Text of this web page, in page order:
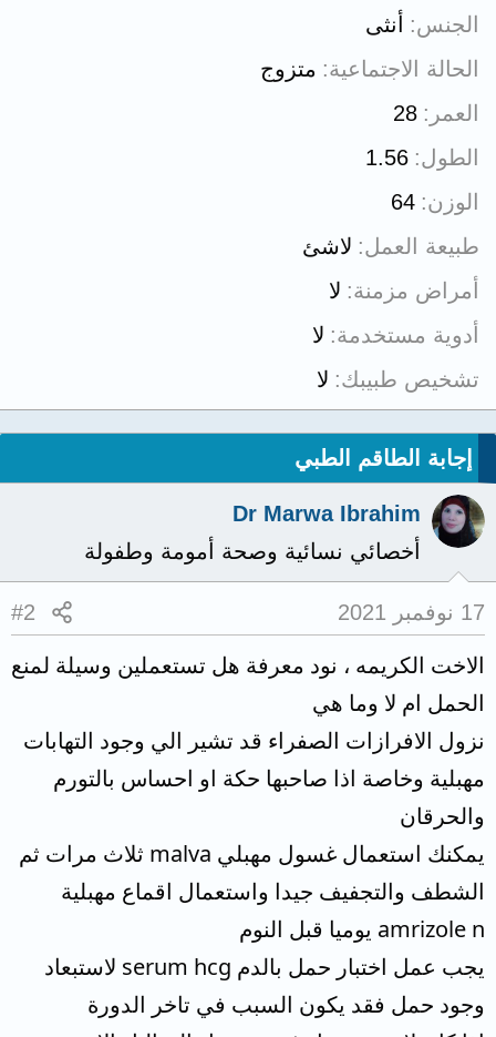
الجنس
أنثى
الحالة الاجتماعية
متزوج
العمر
28
الطول 1.56
الوزن 64
طبيعة العمل لاشئ
أمراض مزمنة لا
أدوية مستخدمة لا
تشخيص طبيبك لا
إجابة الطاقم الطبي
Dr Marwa Ibrahim
أخصائي نسائية وصحة أمومة وطفولة
17 نوفمبر 2021 #2
الاخت الكريمه ، نود معرفة هل تستعملين وسيلة لمنع
الحمل ام لا وما هي
نزول الافرازات الصفراء قد تشير الي وجود التهابات
مهبلية وخاصة اذا صاحبها حكة او احساس بالتورم
والحرقان
يمكنك استعمال غسول مهبلي malva ثلاث مرات ثم
الشطف والتجفيف جيدا واستعمال اقماع مهبلية
amrizole n يوميا قبل النوم
يجب عمل اختبار حمل بالدم serum hcg لاستبعاد
وجود حمل فقد يكون السبب في تاخر الدورة